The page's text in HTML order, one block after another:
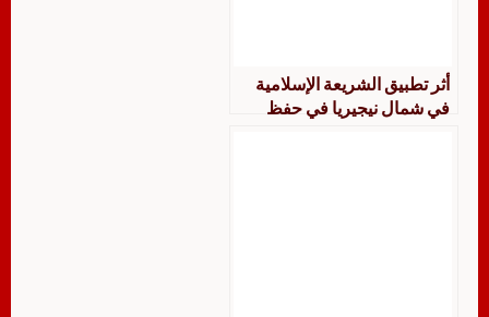
أثر تطبيق الشريعة الإسلامية
في شمال نيجيريا في حفظ